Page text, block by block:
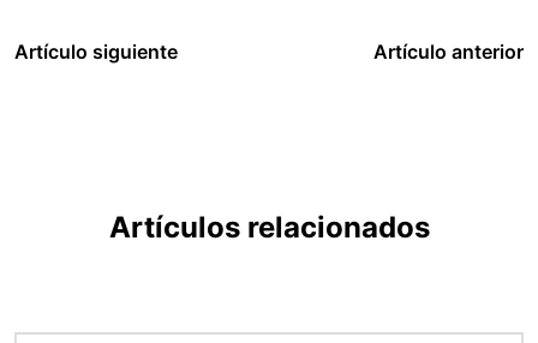
Artículo siguiente Artículo anterior
Artículos relacionados